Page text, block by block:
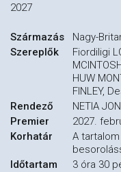
2027
Származás
Nagy-
Szereplők
Fiordiligi
HUW
FINLEY,
Rendező
NETIA
Premier
2027.
Korhatár
A
Időtartam
3 óra 30